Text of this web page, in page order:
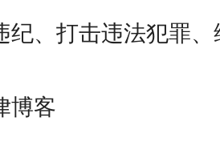
纪、打击违法犯罪
博客